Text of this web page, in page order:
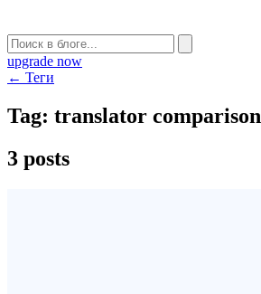
upgrade now
← Теги
Tag: translator comparison
3 posts